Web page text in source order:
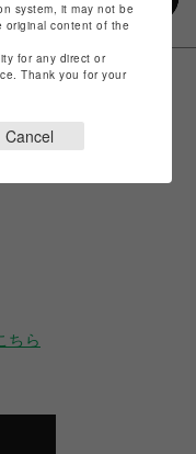
ちら
system, it may not be
original content of the
for any direct or
Thank you for your
Cancel